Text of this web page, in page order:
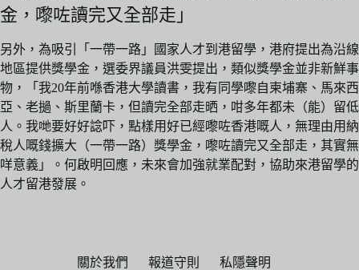
金，嚟咗讀完又全部走」
另外，為吸引「一帶一路」國家人才到港留學，港府提出為沿線
地區提供獎學金，選委界議員洪雯提出，類似獎學金並非新鮮事
物，「我20年前喺香港大學讀書，我有同學嚟自柬埔寨、馬來西
亞、老撾、斯里蘭卡，但讀完全部走晒，咁多年都未（能）留低
人。我哋要好好諗吓，點樣用好已經嚟咗香港嘅人，無理由用納
稅人嘅錢擴大（一帶一路）獎學金，嚟咗讀完又全部走，其實無
咩意義」。何啟明回應，未來會加強就業配對，協助來港留學的
人才留港發展。
關於我們 報道守則 私隱聲明